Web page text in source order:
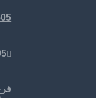
201+